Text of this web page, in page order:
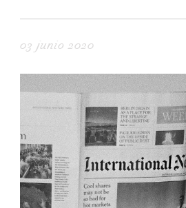
03 junio 2020